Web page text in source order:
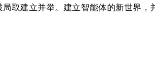
取建立并举。建立智能体的新世界，